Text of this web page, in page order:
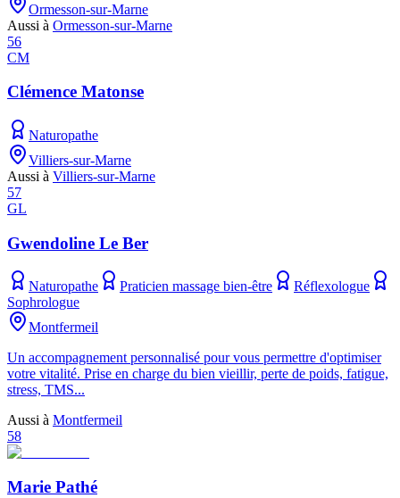
Ormesson-sur-Marne
Aussi à Ormesson-sur-Marne
56
CM
Clémence Matonse
Naturopathe
Villiers-sur-Marne
Aussi à Villiers-sur-Marne
57
GL
Gwendoline Le Ber
Naturopathe Praticien massage bien-être
Réflexologue
Sophrologue
Montfermeil
Un accompagnement personnalisé pour vous permettre d'optimiser
votre vitalité. Prise en charge du bien vieillir, perte de poids, fatigue,
stress, TMS...
Aussi à Montfermeil
58
Marie Pathé